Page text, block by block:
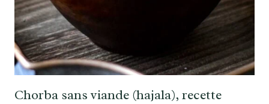
Chorba sans viande (hajala), recette